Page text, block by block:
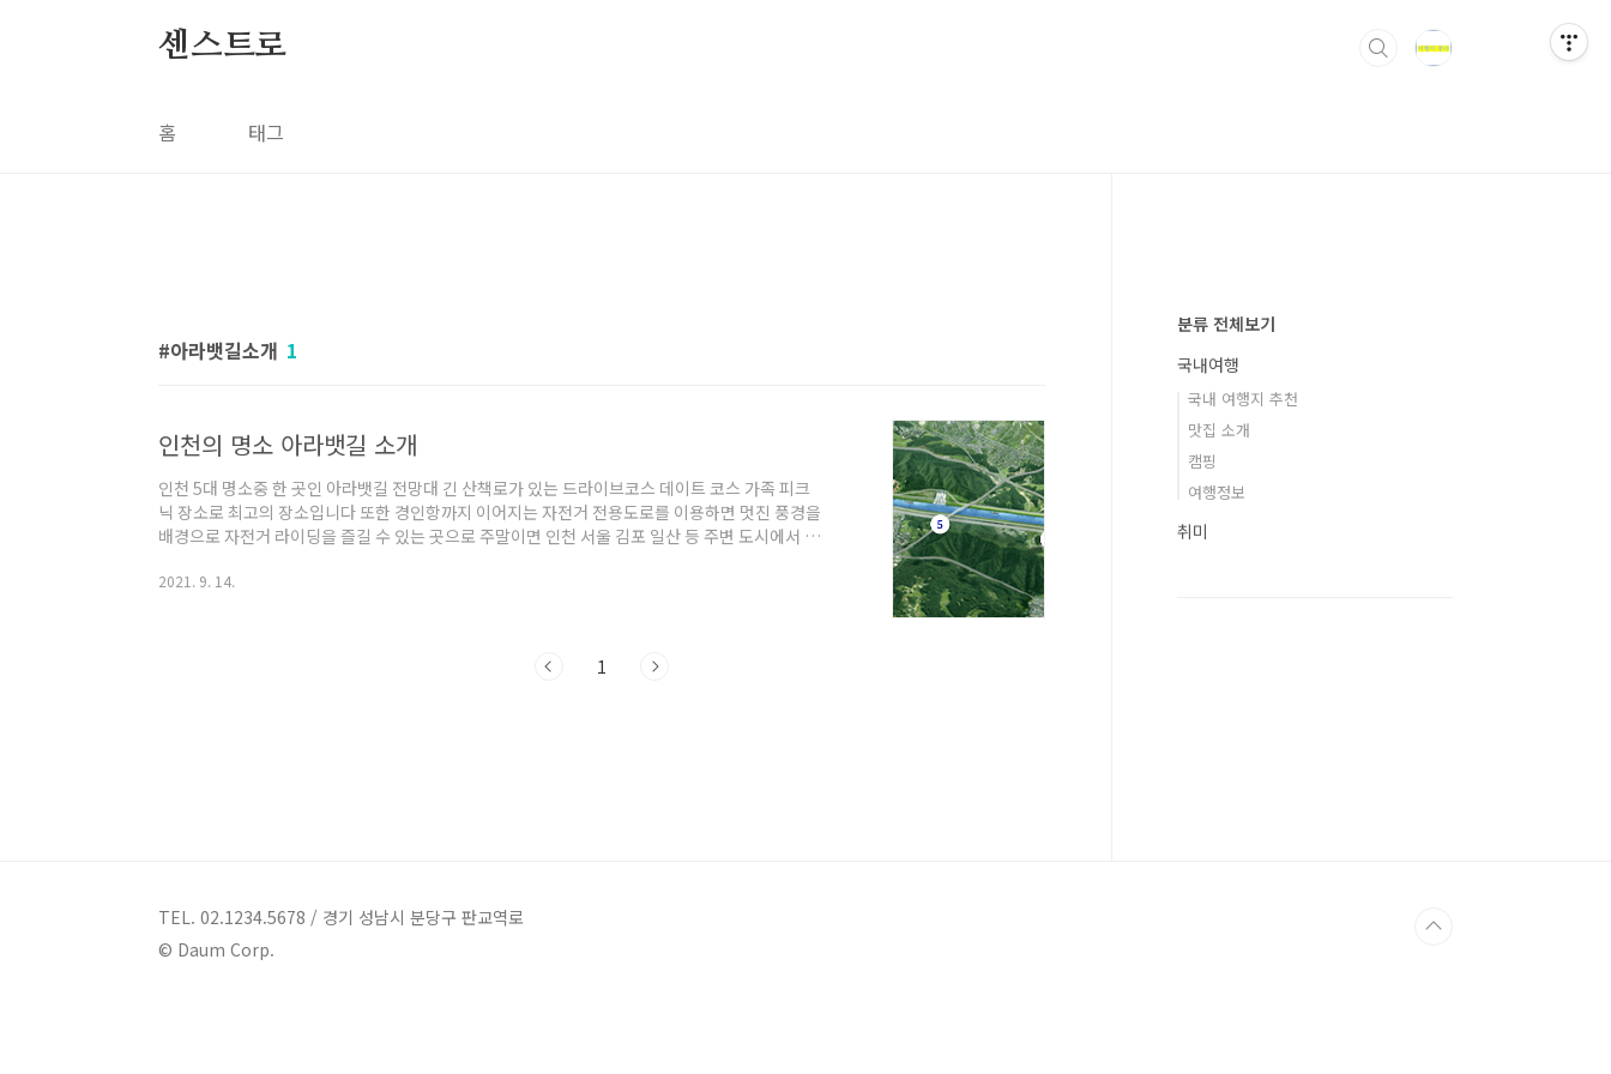
센스트로
홈 태그
아라뱃길소개 1
인천의 명소 아라뱃길 소개
인천 5대 명소중 한 곳인 아라뱃길 전망대 긴 산책로가 있는 드라이브코스 데이트 코스 가족 피크
닉 장소로 최고의 장소입니다 또한 경인항까지 이어지는 자전거 전용도로를 이용하면 멋진 풍경을
배경으로 자전거 라이딩을 즐길 수 있는 곳으로 주말이면 인천 서울 김포 일산 등 주변 도시에서 많
의 후렴 부분 [아라리오]에서 따온 말입니다 아라뱃길은 인천 서구 오류동의 서해 김포 서울 강서
2021. 9. 14.
1
분류 전체보기
국내여행
국내 여행지 추천
맛집 소개
캠핑
여행정보
취미
TEL. 02.1234.5678 / 경기 성남시 분당구 판교역로
© Daum Corp.